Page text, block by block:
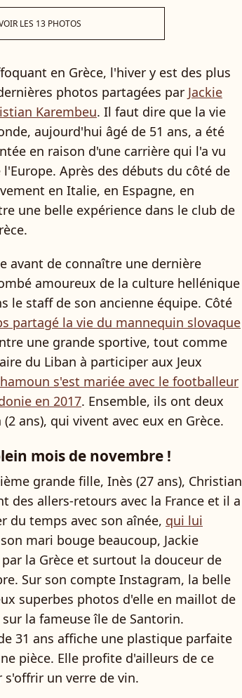
LES 13 PHOTOS
en Grèce, l'hiver y est des plus
photos partagées par Jackie
Karembeu. Il faut dire que la vie
aujourd'hui âgé de 51 ans, a été
en raison d'une carrière qui l'a vu
Après des débuts du côté de
en Italie, en Espagne, en
une belle expérience dans le club de
avant de connaître une dernière
amoureux de la culture hellénique
le staff de son ancienne équipe. Côté
partagé la vie du mannequin slovaque
une grande sportive, tout comme
du Liban à participer aux Jeux
s'est mariée avec le footballeur
en 2017. Ensemble, ils ont deux
ans), qui vivent avec eux en Grèce.
mois de novembre !
grande fille, Inès (27 ans), Christian
des allers-retours avec la France et il a
du temps avec son aînée, qui lui
mari bouge beaucoup, Jackie
la Grèce et surtout la douceur de
Sur son compte Instagram, la belle
superbes photos d'elle en maillot de
la fameuse île de Santorin.
31 ans affiche une plastique parfaite
pièce. Elle profite d'ailleurs de ce
un verre de vin.